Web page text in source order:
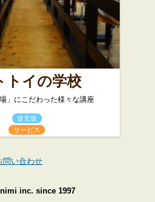
トイの学校
」にこだわった様々な講座
道玄坂
サービス
問い合わせ
inc. since 1997